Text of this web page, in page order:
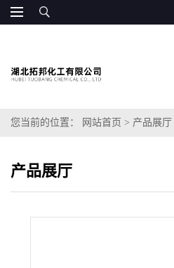
您当前的位置： 网站首页 > 产品展厅
产品展厅